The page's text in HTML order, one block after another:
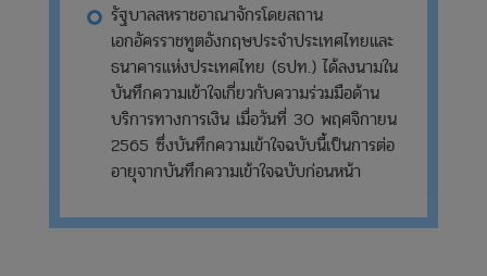
รัฐบาลสหราชอาณาจักรโดยสถาน
เอกอัครราชทูตอังกฤษประจำประเทศไทยและ
ธนาคารแห่งประเทศไทย (ธปท.) ได้ลงนามใน
บันทึกความเข้าใจเกี่ยวกับความร่วมมือด้าน
บริการทางการเงิน เมื่อวันที่ 30 พฤศจิกายน
2565 ซึ่งบันทึกความเข้าใจฉบับนี้เป็นการต่อ
อายุจากบันทึกความเข้าใจฉบับก่อนหน้า